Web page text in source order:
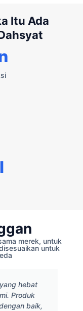
Itu Ada
merek, untuk
untuk
hebat
Produk
baik,